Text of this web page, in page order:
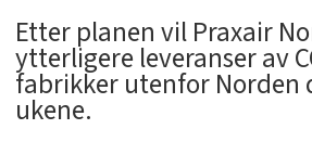
Etter planen vil Praxair
ytterligere leveranser av
fabrikker utenfor Norden
ukene.